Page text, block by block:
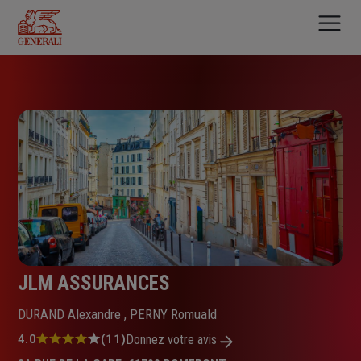
contenu
principal
JLM ASSURANCES
DURAND Alexandre , PERNY Romuald
Note
4.0 (11)Donnez votre avis